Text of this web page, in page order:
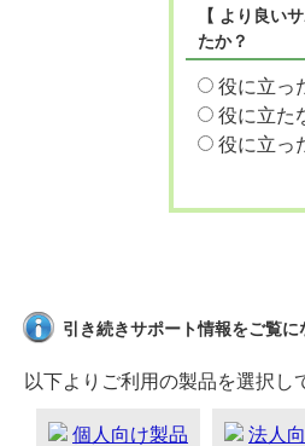
【 より良い
たか？
役に立っ
役に立た
役に立っ
引き続きサポート情報をご覧に
以下よりご利用の製品を選択
個人向け製品 法人